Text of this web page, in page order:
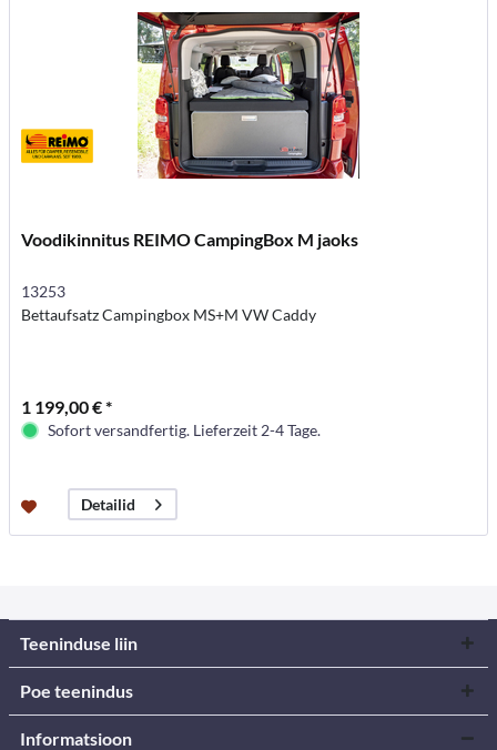
Voodikinnitus REIMO CampingBox M jaoks
13253
Bettaufsatz Campingbox MS+M VW Caddy
1 199,00 € *
Sofort versandfertig. Lieferzeit 2-4 Tage.
Detailid
Teeninduse liin
Poe teenindus
Informatsioon